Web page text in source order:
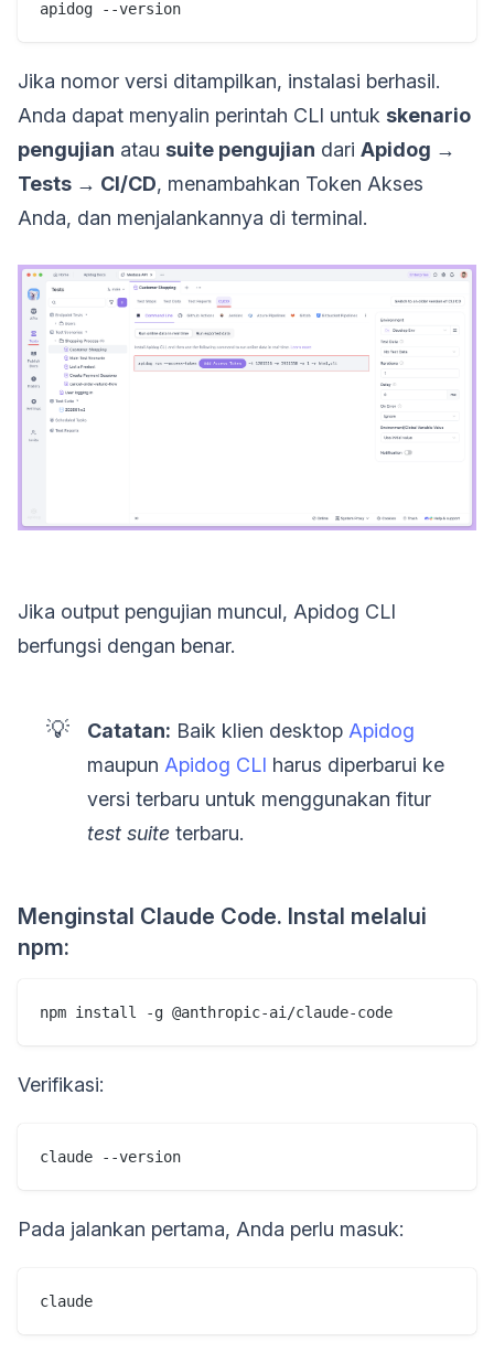
apidog --version
Jika nomor versi ditampilkan, instalasi berhasil.
Anda dapat menyalin perintah CLI untuk skenario
pengujian atau suite pengujian dari Apidog →
Tests → CI/CD, menambahkan Token Akses
Anda, dan menjalankannya di terminal.
Jika output pengujian muncul, Apidog CLI
berfungsi dengan benar.
💡 Catatan: Baik klien desktopApidog
maupunApidog CLI harus diperbarui ke
versi terbaru untuk menggunakan fitur
test suite terbaru.
Menginstal Claude Code. Instal melalui
npm:
npm install -g @anthropic-ai/claude-code
Verifikasi:
claude --version
Pada jalankan pertama, Anda perlu masuk:
claude